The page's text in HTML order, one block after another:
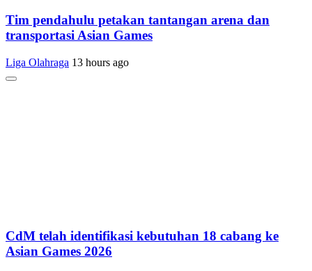
Tim pendahulu petakan tantangan arena dan
transportasi Asian Games
Liga Olahraga 13 hours ago
CdM telah identifikasi kebutuhan 18 cabang ke
Asian Games 2026